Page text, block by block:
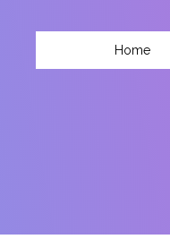
Home